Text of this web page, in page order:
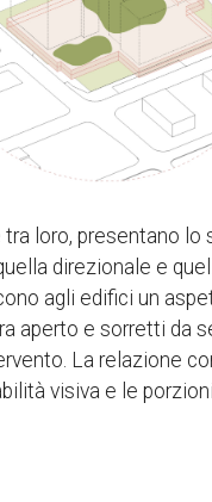
loro, presentano lo
direzionale e
agli edifici un
aperto e sorretti da
La relazione
visiva e le